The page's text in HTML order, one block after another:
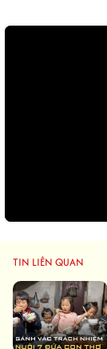
TIN LIÊN QUAN